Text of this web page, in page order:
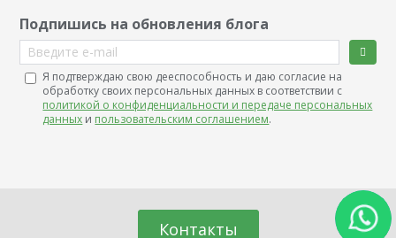
Подпишись на обновления блога
Введите e-mail
Я подтверждаю свою дееспособность и даю согласие на
обработку своих персональных данных в соответствии с
политикой о конфиденциальности и передаче персональных
данных и пользовательским соглашением.
Контакты